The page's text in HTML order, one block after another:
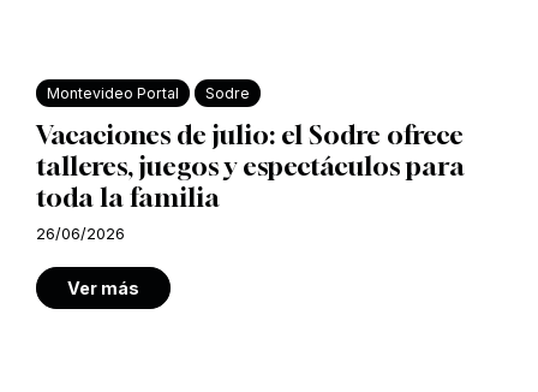
Montevideo Portal Sodre
Vacaciones de julio: el Sodre ofrece
talleres, juegos y espectáculos para
toda la familia
26/06/2026
Ver más